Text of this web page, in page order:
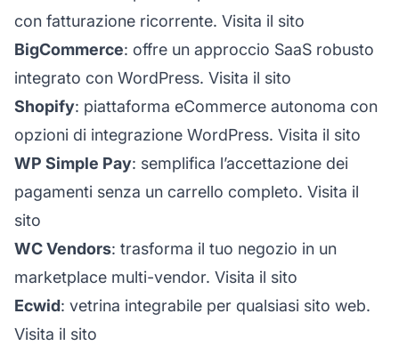
con fatturazione ricorrente. Visita il sito
BigCommerce: offre un approccio SaaS robusto
integrato con WordPress. Visita il sito
Shopify: piattaforma eCommerce autonoma con
opzioni di integrazione WordPress. Visita il sito
WP Simple Pay: semplifica l’accettazione dei
pagamenti senza un carrello completo. Visita il
sito
WC Vendors: trasforma il tuo negozio in un
marketplace multi-vendor. Visita il sito
Ecwid: vetrina integrabile per qualsiasi sito web.
Visita il sito